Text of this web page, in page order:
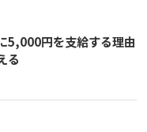
5,000円を支給する理由
る